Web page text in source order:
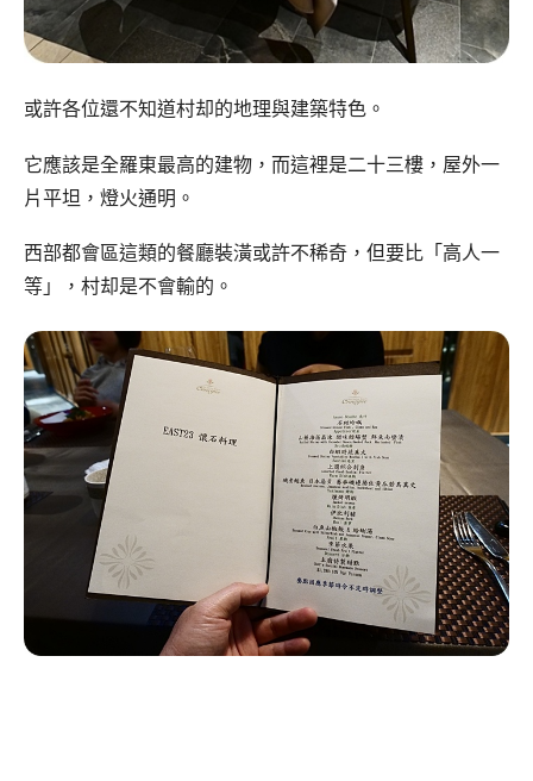
或許各位還不知道村却的地理與建築特色。
它應該是全羅東最高的建物，而這裡是二十三樓，屋外一
片平坦，燈火通明。
西部都會區這類的餐廳裝潢或許不稀奇，但要比「高人一
等」，村却是不會輸的。